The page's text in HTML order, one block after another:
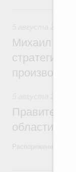
Михаил
области в
Распоряжение от 3